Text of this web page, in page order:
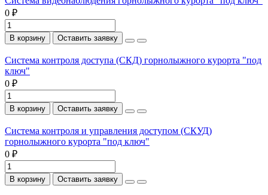
0 ₽
В корзину Оставить заявку
Система контроля доступа (СКД) горнолыжного курорта "под
ключ"
0 ₽
В корзину Оставить заявку
Система контроля и управления доступом (СКУД)
горнолыжного курорта "под ключ"
0 ₽
В корзину Оставить заявку